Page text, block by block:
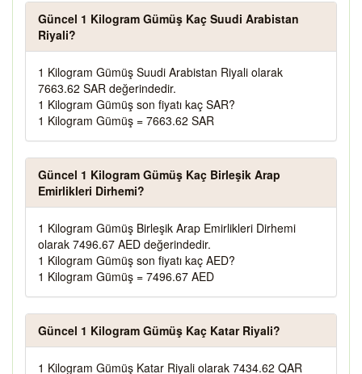
Güncel 1 Kilogram Gümüş Kaç Suudi Arabistan
Riyali?
1 Kilogram Gümüş Suudi Arabistan Riyali olarak
7663.62 SAR değerindedir.
1 Kilogram Gümüş son fiyatı kaç SAR?
1 Kilogram Gümüş = 7663.62 SAR
Güncel 1 Kilogram Gümüş Kaç Birleşik Arap
Emirlikleri Dirhemi?
1 Kilogram Gümüş Birleşik Arap Emirlikleri Dirhemi
olarak 7496.67 AED değerindedir.
1 Kilogram Gümüş son fiyatı kaç AED?
1 Kilogram Gümüş = 7496.67 AED
Güncel 1 Kilogram Gümüş Kaç Katar Riyali?
1 Kilogram Gümüş Katar Riyali olarak 7434.62 QAR